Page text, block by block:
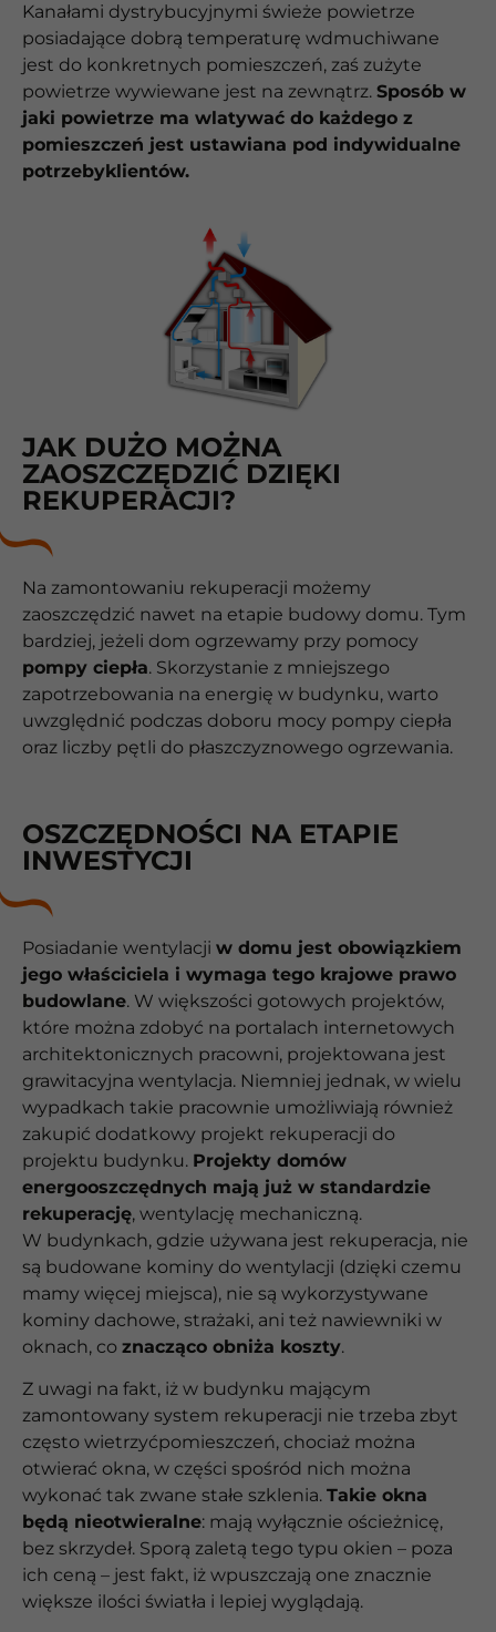
Kanałami dystrybucyjnymi świeże powietrze
posiadające dobrą temperaturę wdmuchiwane
jest do konkretnych pomieszczeń, zaś zużyte
powietrze wywiewane jest na zewnątrz. Sposób w
jaki powietrze ma wlatywać do każdego z
pomieszczeń jest ustawiana pod indywidualne
potrzebyklientów.
JAK DUŻO MOŻNA
ZAOSZCZĘDZIĆ DZIĘKI
REKUPERACJI?
Na zamontowaniu rekuperacji możemy
zaoszczędzić nawet na etapie budowy domu. Tym
bardziej, jeżeli dom ogrzewamy przy pomocy
pompy ciepła. Skorzystanie z mniejszego
zapotrzebowania na energię w budynku, warto
uwzględnić podczas doboru mocy pompy ciepła
oraz liczby pętli do płaszczyznowego ogrzewania.
OSZCZĘDNOŚCI NA ETAPIE
INWESTYCJI
Posiadanie wentylacji w domu jest obowiązkiem
jego właściciela i wymaga tego krajowe prawo
budowlane. W większości gotowych projektów,
które można zdobyć na portalach internetowych
architektonicznych pracowni, projektowana jest
grawitacyjna wentylacja. Niemniej jednak, w wielu
wypadkach takie pracownie umożliwiają również
zakupić dodatkowy projekt rekuperacji do
projektu budynku. Projekty domów
energooszczędnych mają już w standardzie
rekuperację, wentylację mechaniczną.
W budynkach, gdzie używana jest rekuperacja, nie
są budowane kominy do wentylacji (dzięki czemu
mamy więcej miejsca), nie są wykorzystywane
kominy dachowe, strażaki, ani też nawiewniki w
oknach, co znacząco obniża koszty.
Z uwagi na fakt, iż w budynku mającym
zamontowany system rekuperacji nie trzeba zbyt
często wietrzyćpomieszczeń, chociaż można
otwierać okna, w części spośród nich można
wykonać tak zwane stałe szklenia. Takie okna
będą nieotwieralne: mają wyłącznie ościeżnicę,
bez skrzydeł. Sporą zaletą tego typu okien – poza
ich ceną – jest fakt, iż wpuszczają one znacznie
większe ilości światła i lepiej wyglądają.